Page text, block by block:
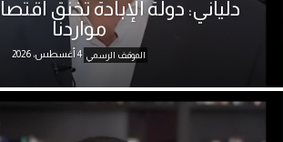
دلياني: دولة الإبادة تخنق
مواردنا
الموقف الرسمي 4 أغسطس، 2026